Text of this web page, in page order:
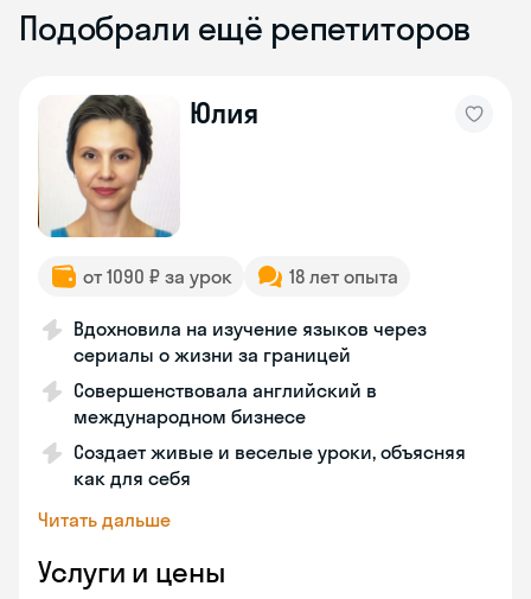
Подобрали ещё репетиторов
Юлия
от 1090 ₽ за урок 18 лет опыта
Вдохновила на изучение языков через
сериалы о жизни за границей
Совершенствовала английский в
международном бизнесе
Создает живые и веселые уроки, объясняя
как для себя
Читать дальше
Услуги и цены